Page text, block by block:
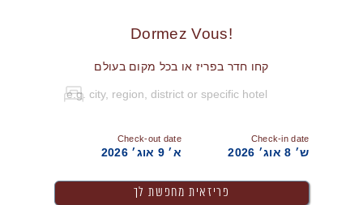
!Dormez Vous
קחו חדר בפריז או בכל מקום בעולם
Check-in date
ש׳ 8 אוג׳ 2026
Check-out date
א׳ 9 אוג׳ 2026